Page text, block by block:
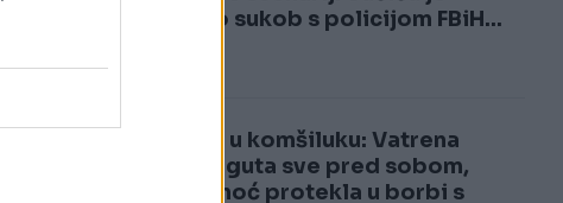
trebao sukob s policijom FBiH...
Drama u komšiluku: Vatrena
stihija guta sve pred sobom,
cijela noć protekla u borbi s